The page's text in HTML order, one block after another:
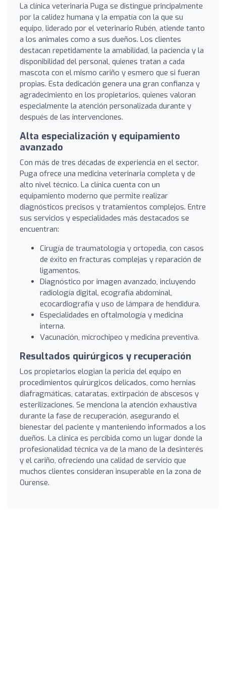
La clínica veterinaria Puga se distingue principalmente
por la calidez humana y la empatía con la que su
equipo, liderado por el veterinario Rubén, atiende tanto
a los animales como a sus dueños. Los clientes
destacan repetidamente la amabilidad, la paciencia y la
disponibilidad del personal, quienes tratan a cada
mascota con el mismo cariño y esmero que si fueran
propias. Esta dedicación genera una gran confianza y
agradecimiento en los propietarios, quienes valoran
especialmente la atención personalizada durante y
después de las intervenciones.
Alta especialización y equipamiento
avanzado
Con más de tres décadas de experiencia en el sector,
Puga ofrece una medicina veterinaria completa y de
alto nivel técnico. La clínica cuenta con un
equipamiento moderno que permite realizar
diagnósticos precisos y tratamientos complejos. Entre
sus servicios y especialidades más destacados se
encuentran:
Cirugía de traumatología y ortopedia, con casos
de éxito en fracturas complejas y reparación de
ligamentos.
Diagnóstico por imagen avanzado, incluyendo
radiología digital, ecografía abdominal,
ecocardiografía y uso de lámpara de hendidura.
Especialidades en oftalmología y medicina
interna.
Vacunación, microchipeo y medicina preventiva.
Resultados quirúrgicos y recuperación
Los propietarios elogian la pericia del equipo en
procedimientos quirúrgicos delicados, como hernias
diafragmáticas, cataratas, extirpación de abscesos y
esterilizaciones. Se menciona la atención exhaustiva
durante la fase de recuperación, asegurando el
bienestar del paciente y manteniendo informados a los
dueños. La clínica es percibida como un lugar donde la
profesionalidad técnica va de la mano de la desinterés
y el cariño, ofreciendo una calidad de servicio que
muchos clientes consideran insuperable en la zona de
Ourense.